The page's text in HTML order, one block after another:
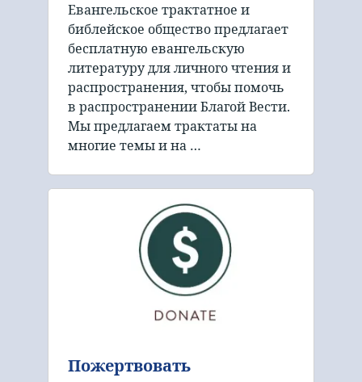
Евангельское трактатное и
библейское общество предлагает
бесплатную евангельскую
литературу для личного чтения и
распространения, чтобы помочь
в распространении Благой Вести.
Мы предлагаем трактаты на
многие темы и на …
Пожертвовать